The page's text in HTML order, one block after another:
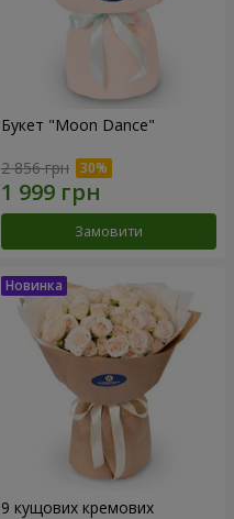
Букет "Moon Dance"
2 856 грн
Замовити
9 кущових кремових